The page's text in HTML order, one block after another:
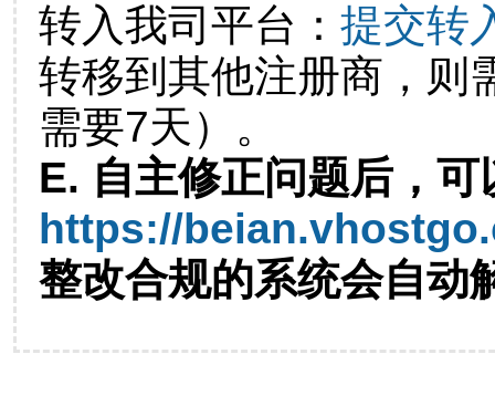
转入我司平台： 提交转
转移到其他注册商，则
需要7天）。
E. 自主修正问题后，可
https://
整改合规的系统会自动